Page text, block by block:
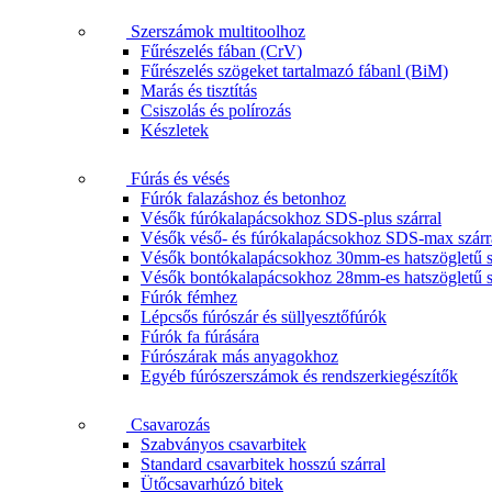
Szerszámok multitoolhoz
Fűrészelés fában (CrV)
Fűrészelés szögeket tartalmazó fábanl (BiM)
Marás és tisztítás
Csiszolás és polírozás
Készletek
Fúrás és vésés
Fúrók falazáshoz és betonhoz
Vésők fúrókalapácsokhoz SDS-plus szárral
Vésők véső- és fúrókalapácsokhoz SDS-max
Vésők bontókalapácsokhoz 30mm-es hatszögletű
Vésők bontókalapácsokhoz 28mm-es hatszögletű
Fúrók fémhez
Lépcsős fúrószár és süllyesztőfúrók
Fúrók fa fúrására
Fúrószárak más anyagokhoz
Egyéb fúrószerszámok és rendszerkiegészítők
Csavarozás
Szabványos csavarbitek
Standard csavarbitek hosszú szárral
Ütőcsavarhúzó bitek